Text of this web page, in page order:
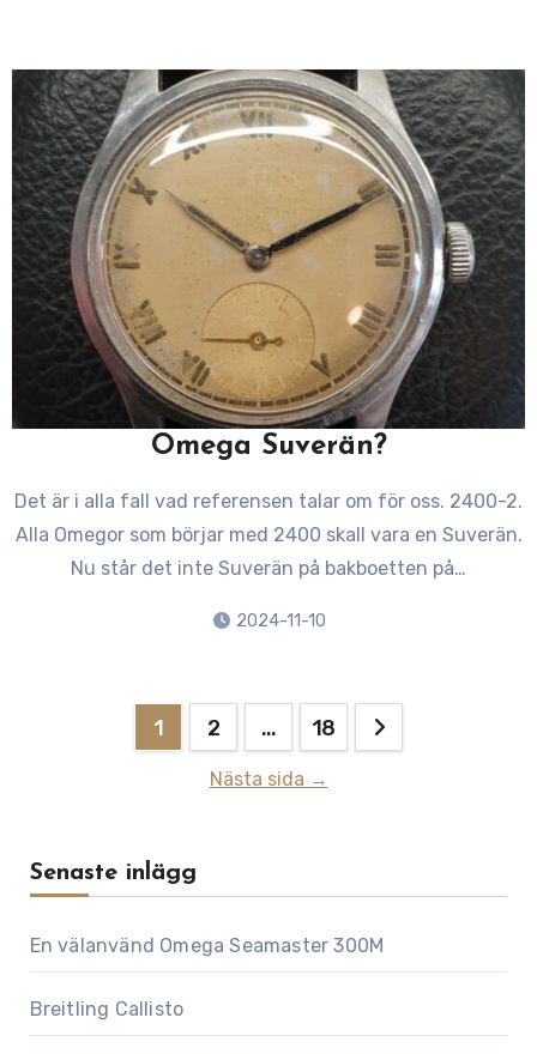
Omega Suverän?
Det är i alla fall vad referensen talar om för oss. 2400-2.
Alla Omegor som börjar med 2400 skall vara en Suverän.
Nu står det inte Suverän på bakboetten på…
2024-11-10
Sidnumrering
1 2 … 18
Nästa sida →
Senaste inlägg
En välanvänd Omega Seamaster 300M
Breitling Callisto